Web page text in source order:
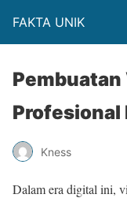
FAKTA UNIK
Profesional
Kness
Dalam era digital ini,